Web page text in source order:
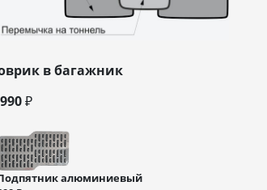
в багажник
₽
алюминиевый